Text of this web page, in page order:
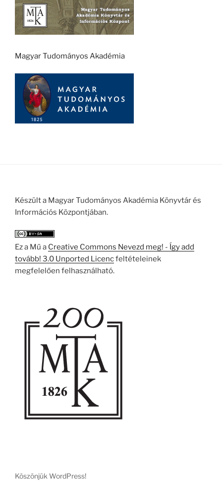
Magyar Tudományos Akadémia
Készült a Magyar Tudományos Akadémia Könyvtár és
Információs Központjában.
Ez a Mű a Creative Commons Nevezd meg! - Így add
tovább! 3.0 Unported Licencfeltételeinek
megfelelően felhasználható.
Köszönjük WordPress!